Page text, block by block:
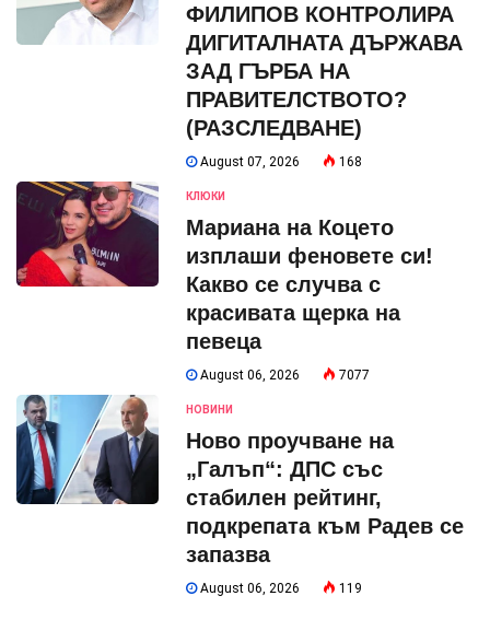
ФИЛИПОВ КОНТРОЛИРА
ДИГИТАЛНАТА ДЪРЖАВА
ЗАД ГЪРБА НА
ПРАВИТЕЛСТВОТО?
(РАЗСЛЕДВАНЕ)
August 07, 2026 168
КЛЮКИ
Мариана на Коцето
изплаши феновете си!
Какво се случва с
красивата щерка на
певеца
August 06, 2026 7077
НОВИНИ
Ново проучване на
„Галъп“: ДПС със
стабилен рейтинг,
подкрепата към Радев се
запазва
August 06, 2026 119